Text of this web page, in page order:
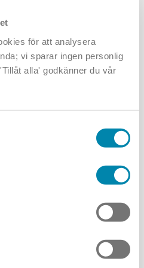
för att analysera
vi sparar ingen personlig
alla' godkänner du vår
begreppen i hans
Estetik – Hållbarhet. Lika
sedan.
på nödvändigheten av att
teorier som visar på olika